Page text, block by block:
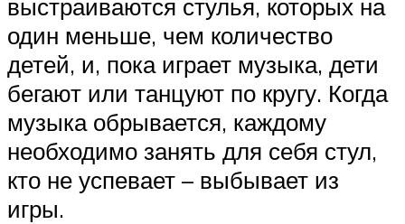
выстраиваются стулья, которых на
один меньше, чем количество
детей, и, пока играет музыка, дети
бегают или танцуют по кругу. Когда
музыка обрывается, каждому
необходимо занять для себя стул,
кто не успевает – выбывает из
игры.